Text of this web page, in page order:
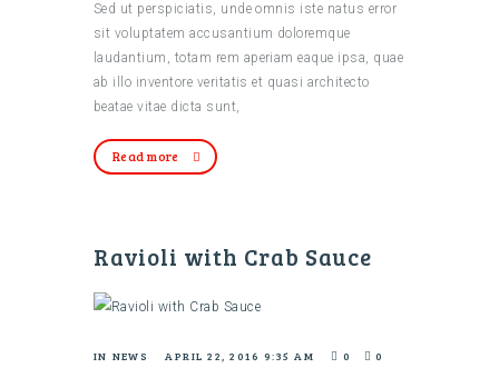
Sed ut perspiciatis, unde omnis iste natus error
sit voluptatem accusantium doloremque
laudantium, totam rem aperiam eaque ipsa, quae
ab illo inventore veritatis et quasi architecto
beatae vitae dicta sunt,
Read more
Ravioli with Crab Sauce
IN NEWS APRIL 22, 2016 9:35 AM 0 0